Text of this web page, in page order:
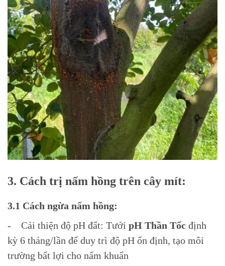
3. Cách trị nấm hồng trên cây mít:
3.1 Cách ngừa nấm hồng:
- Cải thiện độ pH đất: Tưới pH Thần Tốc định
kỳ 6 tháng/lần để duy trì độ pH ổn định, tạo môi
trường bất lợi cho nấm khuẩn